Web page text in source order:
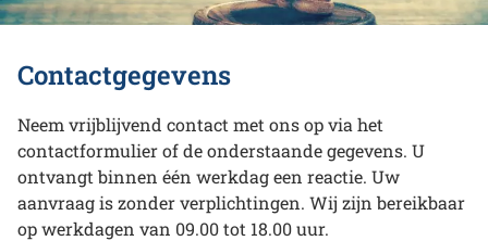
Contactgegevens
Neem vrijblijvend contact met ons op via het
contactformulier of de onderstaande gegevens. U
ontvangt binnen één werkdag een reactie. Uw
aanvraag is zonder verplichtingen. Wij zijn bereikbaar
op werkdagen van 09.00 tot 18.00 uur.